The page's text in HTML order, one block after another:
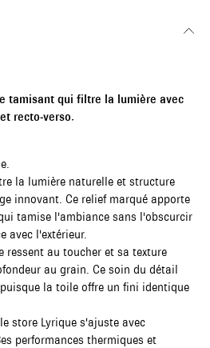
tamisant qui filtre la lumière avec
recto-verso.
la lumière naturelle et structure
innovant. Ce relief marqué apporte
tamise l'ambiance sans l'obscurcir
avec l'extérieur.
ressent au toucher et sa texture
au grain. Ce soin du détail
la toile offre un fini identique
store Lyrique s'ajuste avec
performances thermiques et